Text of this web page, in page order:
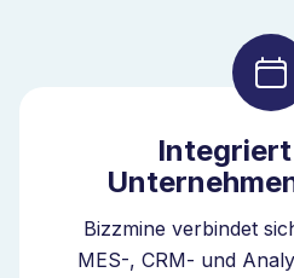
Auditmanagement-Software
Durchführung, Feststellungen
Korrekturmassnahmen in
intelligenter QHSE-
Auditsignale mit Vorfällen,
Modells.Bizzmine verbindet
MES-, CRM- und